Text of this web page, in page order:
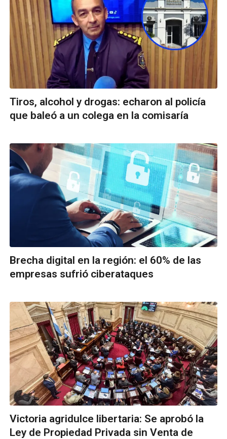
Tiros, alcohol y drogas: echaron al policía
que baleó a un colega en la comisaría
Brecha digital en la región: el 60% de las
empresas sufrió ciberataques
Victoria agridulce libertaria: Se aprobó la
Ley de Propiedad Privada sin Venta de